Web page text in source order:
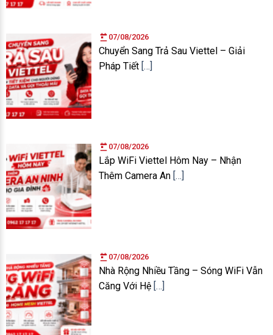
07/08/2026
Chuyển Sang Trả Sau Viettel – Giải
Pháp Tiết […]
07/08/2026
Lắp WiFi Viettel Hôm Nay – Nhận
Thêm Camera An […]
07/08/2026
Nhà Rộng Nhiều Tầng – Sóng WiFi Vẫn
Căng Với Hệ […]